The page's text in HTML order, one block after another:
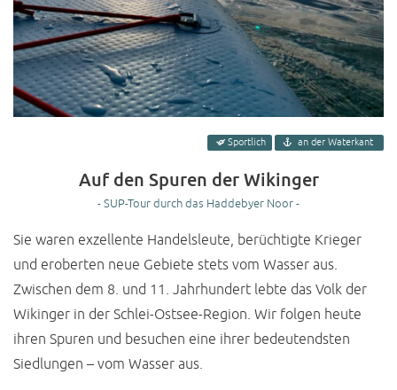
Sportlich an der Waterkant
Auf den Spuren der Wikinger
- SUP-Tour durch das Haddebyer Noor -
Sie waren exzellente Handelsleute, berüchtigte Krieger
und eroberten neue Gebiete stets vom Wasser aus.
Zwischen dem 8. und 11. Jahrhundert lebte das Volk der
Wikinger in der Schlei-Ostsee-Region. Wir folgen heute
ihren Spuren und besuchen eine ihrer bedeutendsten
Siedlungen – vom Wasser aus.